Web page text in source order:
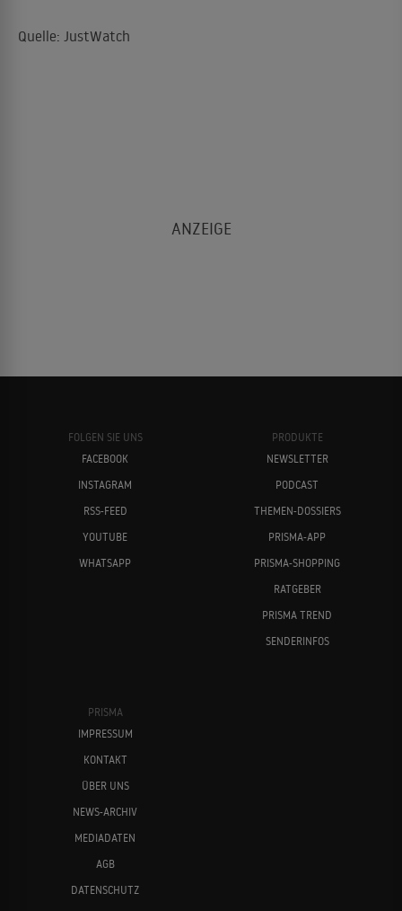
Quelle: JustWatch
FOLGEN SIE UNS
FACEBOOK
INSTAGRAM
RSS-FEED
YOUTUBE
WHATSAPP
PRODUKTE
NEWSLETTER
PODCAST
THEMEN-DOSSIERS
PRISMA-APP
PRISMA-SHOPPING
RATGEBER
PRISMA TREND
SENDERINFOS
PRISMA
IMPRESSUM
KONTAKT
ÜBER UNS
NEWS-ARCHIV
MEDIADATEN
AGB
DATENSCHUTZ